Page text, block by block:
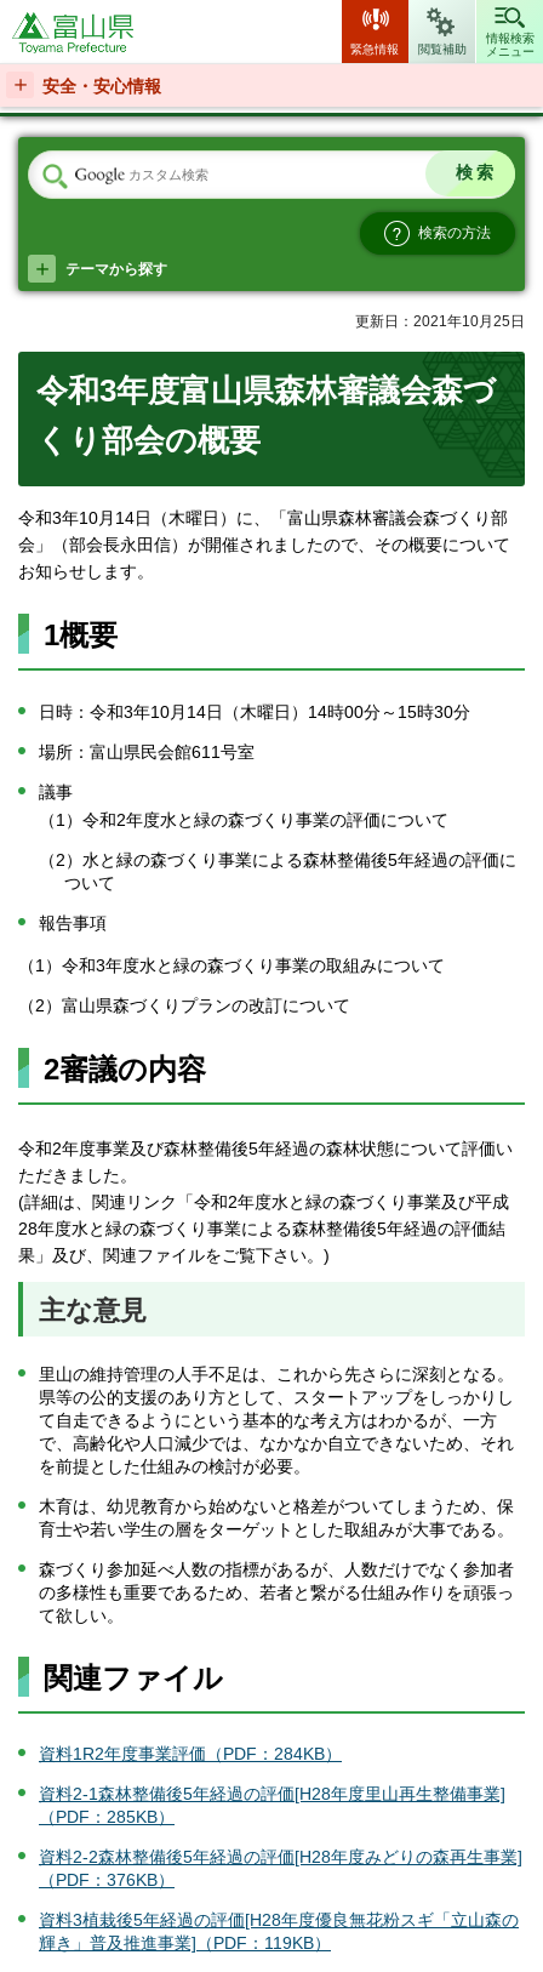
富山県
緊急情報 閲覧補助
情報検索
メニュー
安全・安心情報
検索の方法
テーマから探す
更新日：2021年10月25日
令和3年度富山県森林審議会森づ
くり部会の概要
令和3年10月14日（木曜日）に、「富山県森林審議会森づくり部
会」（部会長永田信）が開催されましたので、その概要について
お知らせします。
1概要
日時：令和3年10月14日（木曜日）14時00分～15時30分
場所：富山県民会館611号室
議事
（1）令和2年度水と緑の森づくり事業の評価について
（2）水と緑の森づくり事業による森林整備後5年経過の評価に
ついて
報告事項
（1）令和3年度水と緑の森づくり事業の取組みについて
（2）富山県森づくりプランの改訂について
2審議の内容
令和2年度事業及び森林整備後5年経過の森林状態について評価い
ただきました。
(詳細は、関連リンク「令和2年度水と緑の森づくり事業及び平成
28年度水と緑の森づくり事業による森林整備後5年経過の評価結
果」及び、関連ファイルをご覧下さい。)
主な意見
里山の維持管理の人手不足は、これから先さらに深刻となる。
県等の公的支援のあり方として、スタートアップをしっかりし
て自走できるようにという基本的な考え方はわかるが、一方
で、高齢化や人口減少では、なかなか自立できないため、それ
を前提とした仕組みの検討が必要。
木育は、幼児教育から始めないと格差がついてしまうため、保
育士や若い学生の層をターゲットとした取組みが大事である。
森づくり参加延べ人数の指標があるが、人数だけでなく参加者
の多様性も重要であるため、若者と繋がる仕組み作りを頑張っ
て欲しい。
関連ファイル
資料1R2年度事業評価（PDF：284KB）
資料2-1森林整備後5年経過の評価[H28年度里山再生整備事業]
（PDF：285KB）
資料2-2森林整備後5年経過の評価[H28年度みどりの森再生事業]
（PDF：376KB）
資料3植栽後5年経過の評価[H28年度優良無花粉スギ「立山森の
輝き」普及推進事業]（PDF：119KB）